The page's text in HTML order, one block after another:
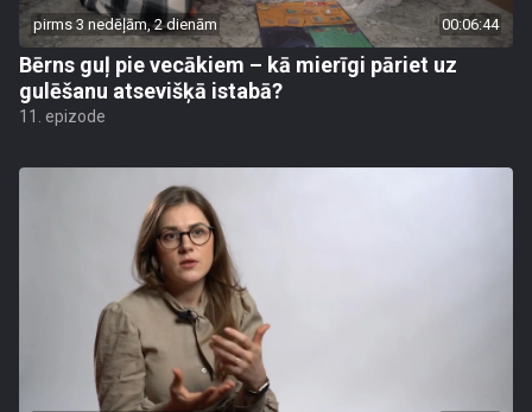
pirms 3 nedēļām, 2 dienām 00:06:44
Bērns guļ pie vecākiem – kā mierīgi pāriet uz
gulēšanu atsevišķā istabā?
11. epizode